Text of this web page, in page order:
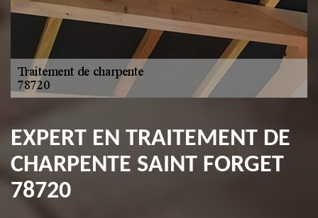
EXPERT EN TRAITEMENT DE
CHARPENTE SAINT FORGET
78720